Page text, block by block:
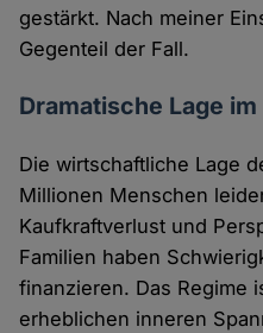
gestärkt. Nach meiner
Gegenteil der Fall.
Dramatische Lage im
Die wirtschaftliche Lage
Millionen Menschen
Kaufkraftverlust und
Familien haben
finanzieren. Das Regime
erheblichen inneren